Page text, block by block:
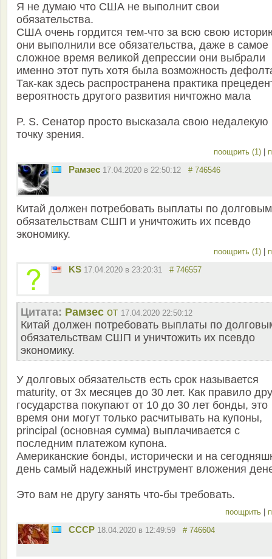
Я не думаю что США не выполнит свои
обязательства.
США очень гордится тем-что за всю свою
они выполнили все обязательства, даже в самое
сложное время великой депрессии они выбрали
именно этот путь хотя была возможность
Так-как здесь распространена практика
вероятность другого развития ничтожно мала
P. S. Сенатор просто высказала свою недалекую
точку зрения.
поощрить (1)
Рамзес 17.04.2020 в 22:50:12 # 746546
Китай должен потребовать выплаты по долговым
обязательствам СШП и уничтожить их псевдо
экономику.
поощрить (1)
KS 17.04.2020 в 23:20:31 # 746557
Цитата: Рамзес от 17.04.2020 22:50:12
Китай должен потребовать выплаты по
обязательствам СШП и уничтожить их псевдо
экономику.
У долговых обязательств есть срок называется
maturity, от 3х месяцев до 30 лет. Как правило
государства покупают от 10 до 30 лет бонды, это
время они могут только расчитывать на купоны,
principal (основная сумма) выплачивается с
последним платежом купона.
Американские бонды, исторически и на
день самый надежный инструмент вложения
Это вам не другу занять что-бы требовать.
поощрить
СССР 18.04.2020 в 12:49:59 # 746604